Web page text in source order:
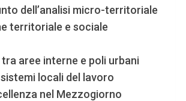
dell’analisi micro-territoriale
territoriale e sociale
aree interne e poli urbani
locali del lavoro
nel Mezzogiorno